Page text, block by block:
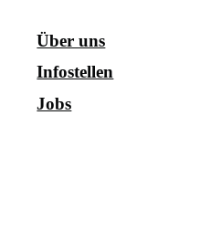
Über uns
Infostellen
Jobs